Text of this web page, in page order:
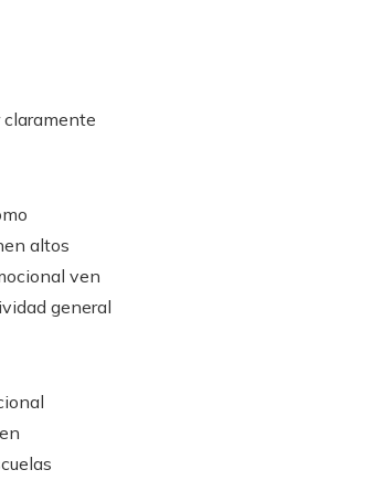
claramente
altos
ven
general